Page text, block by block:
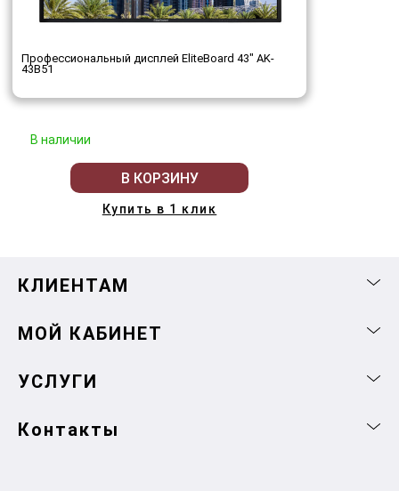
Профессиональный дисплей EliteBoard 43" AK-
43B51
В наличии
В КОРЗИНУ
Купить в 1 клик
КЛИЕНТАМ
МОЙ КАБИНЕТ
УСЛУГИ
Контакты